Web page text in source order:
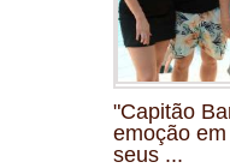
"Capitão
emoção
seus ...